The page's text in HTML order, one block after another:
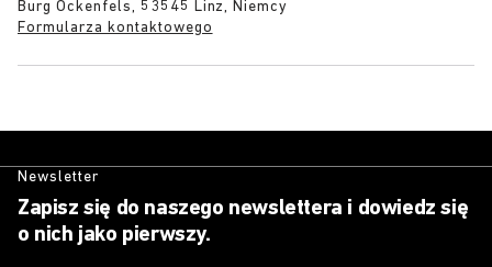
Burg Ockenfels, 53545 Linz, Niemcy
Formularza kontaktowego
Newsletter
Zapisz się do naszego newslettera i dowiedz się
o nich jako pierwszy.